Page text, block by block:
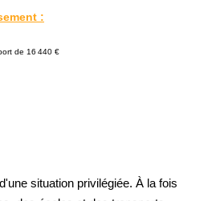
:
de 16 440 €
situation privilégiée. À la fois